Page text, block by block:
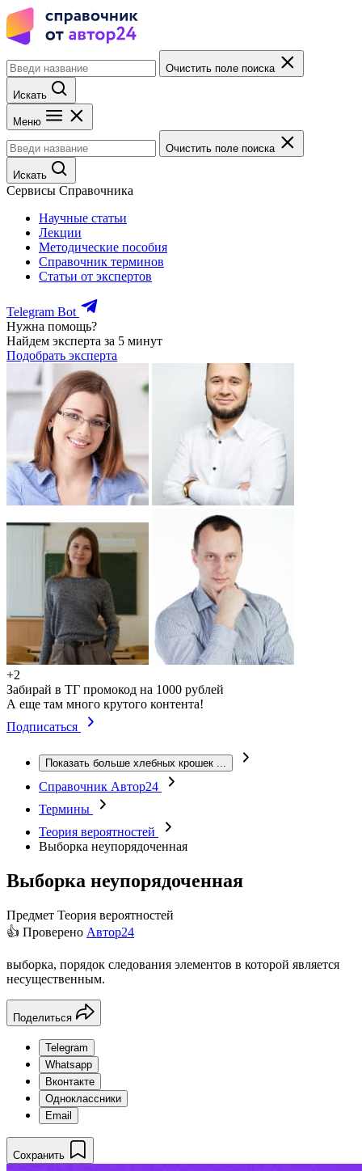
Очистить поле поиска
Искать
Меню
Очистить поле поиска
Искать
Сервисы Справочника
Научные статьи
Лекции
Методические пособия
Справочник терминов
Статьи от экспертов
Telegram Bot
Нужна помощь?
Найдем эксперта за 5 минут
Подобрать эксперта
+2
Забирай в ТГ промокод на 1000 рублей
А еще там много крутого контента!
Подписаться
Показать больше хлебных крошек ...
Справочник Автор24
Термины
Теория вероятностей
Выборка неупорядоченная
Выборка неупорядоченная
Предмет Теория вероятностей
👍 Проверено Автор24
выборка, порядок следования элементов в которой является
несущественным.
Поделиться
Telegram
Whatsapp
Вконтакте
Одноклассники
Email
Сохранить